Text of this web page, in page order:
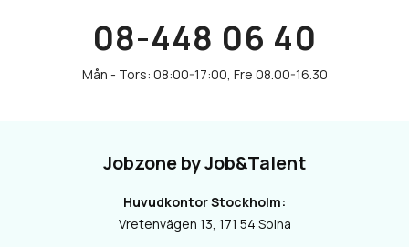
08-448 06 40
Jobzone by Job&Talent
Huvudkontor Stockholm:
Vretenvägen 13, 171 54 Solna